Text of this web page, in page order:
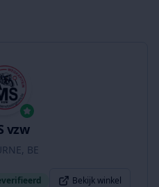
vzw
BE
Bekijk winkel